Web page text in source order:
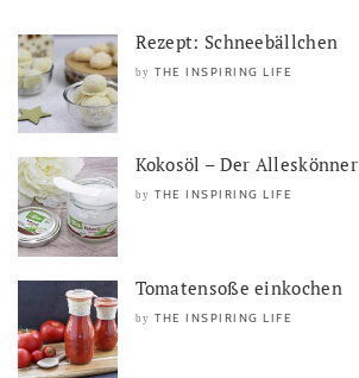
Rezept: Schneebällchen
by THE INSPIRING LIFE
Kokosöl – Der Alleskönner
by THE INSPIRING LIFE
Tomatensoße einkochen
by THE INSPIRING LIFE